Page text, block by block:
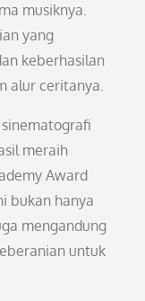
musiknya.
yang
keberhasilan
alur ceritanya.
meraih
Award
bukan hanya
mengandung
untuk